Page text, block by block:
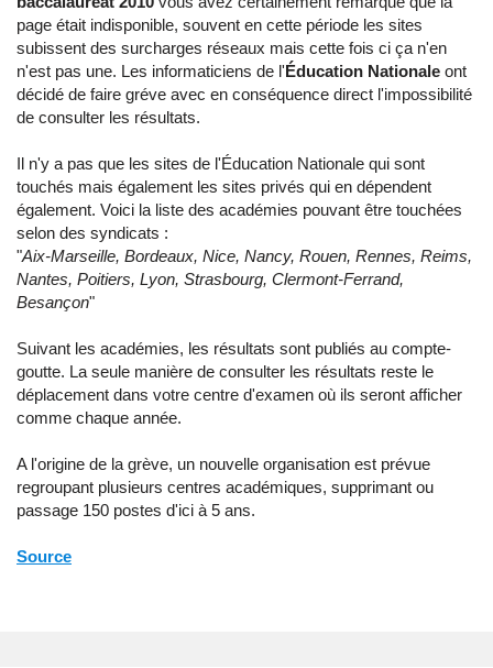
page était indisponible, souvent en cette période les sites
subissent des surcharges réseaux mais cette fois ci ça n'en
n'est pas une. Les informaticiens de l'Éducation Nationale ont
décidé de faire gréve avec en conséquence direct l'impossibilité
de consulter les résultats.
Il n'y a pas que les sites de l'Éducation Nationale qui sont
touchés mais également les sites privés qui en dépendent
également. Voici la liste des académies pouvant être touchées
selon des syndicats :
"Aix-Marseille, Bordeaux, Nice, Nancy, Rouen, Rennes, Reims,
Nantes, Poitiers, Lyon, Strasbourg, Clermont-Ferrand,
Besançon"
Suivant les académies, les résultats sont publiés au compte-
goutte. La seule manière de consulter les résultats reste le
déplacement dans votre centre d'examen où ils seront afficher
comme chaque année.
A l'origine de la grève, un nouvelle organisation est prévue
regroupant plusieurs centres académiques, supprimant ou
passage 150 postes d'ici à 5 ans.
Source